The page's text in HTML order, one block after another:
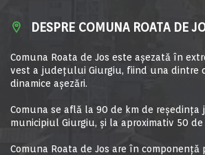
DESPRE COMUNA ROATA DE
Comuna Roata de Jos este aşezată în
vest a judeţului Giurgiu, fiind una dintre
dinamice aşezări.
Comuna se află la 90 de km de
municipiul Giurgiu, şi la aproximativ 50
Comuna Roata de Jos are în componență